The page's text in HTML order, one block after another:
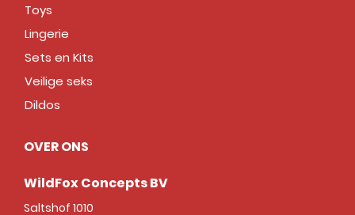
Toys
Lingerie
Sets en Kits
Veilige seks
Dildos
OVER ONS
WildFox Concepts BV
Saltshof 1010